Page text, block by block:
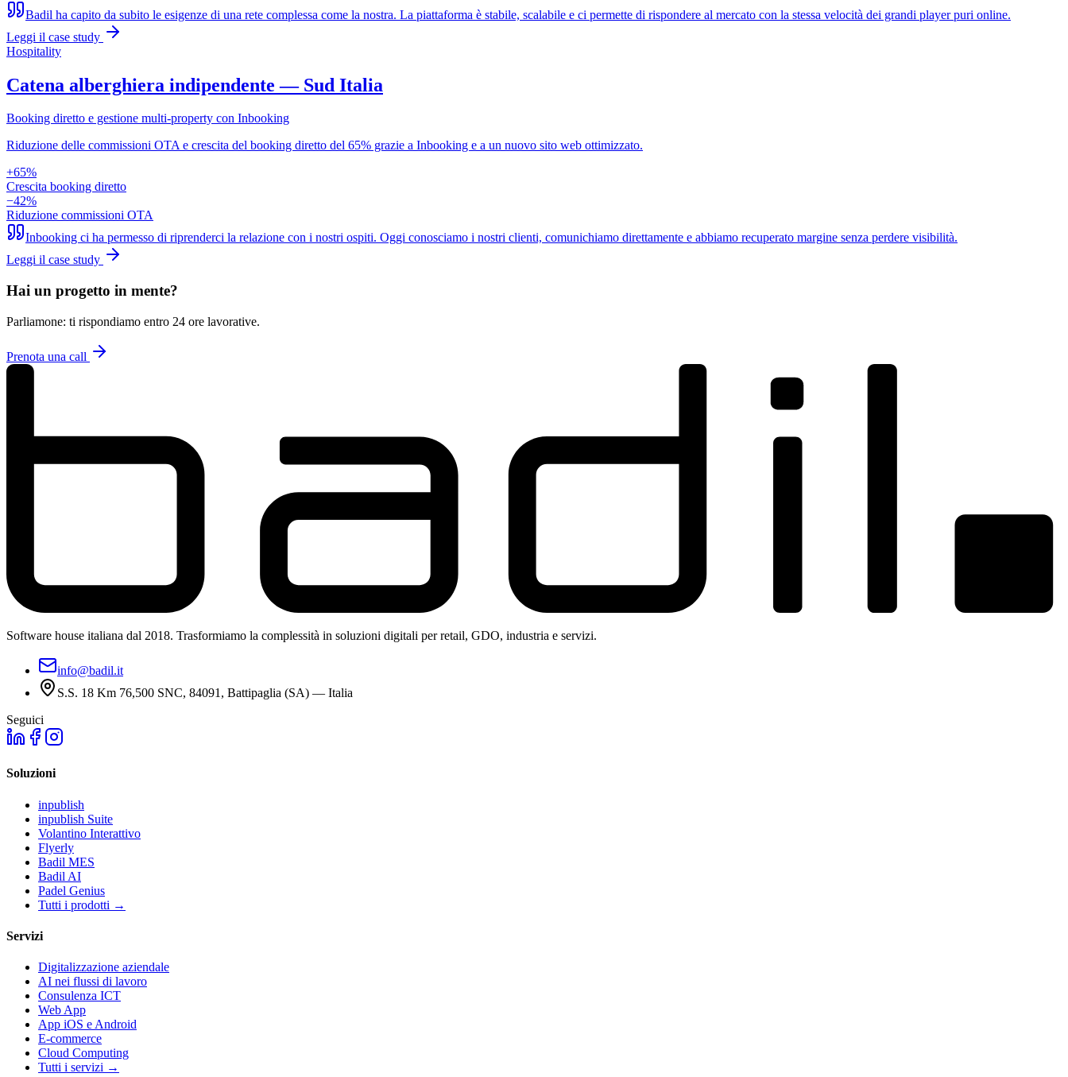
Badil ha capito da subito le esigenze di una rete complessa come la nostra. La piattaforma è stabile, scalabile e ci permette di rispondere al mercato con la stessa velocità dei grandi player puri online.
Leggi il case study
Hospitality
Catena alberghiera indipendente — Sud Italia
Booking diretto e gestione multi-property con Inbooking
Riduzione delle commissioni OTA e crescita del booking diretto del 65% grazie a Inbooking e a un nuovo sito web ottimizzato.
+65%
Crescita booking diretto
−42%
Riduzione commissioni OTA
Inbooking ci ha permesso di riprenderci la relazione con i nostri ospiti. Oggi conosciamo i nostri clienti, comunichiamo direttamente e abbiamo recuperato margine senza perdere visibilità.
Leggi il case study
Hai un progetto in mente?
Parliamone: ti rispondiamo entro 24 ore lavorative.
Prenota una call
Software house italiana dal 2018. Trasformiamo la complessità in soluzioni digitali per retail, GDO, industria e servizi.
info@badil.it
S.S. 18 Km 76,500 SNC, 84091, Battipaglia (SA) — Italia
Seguici
Soluzioni
inpublish
inpublish Suite
Volantino Interattivo
Flyerly
Badil MES
Badil AI
Padel Genius
Tutti i prodotti →
Servizi
Digitalizzazione aziendale
AI nei flussi di lavoro
Consulenza ICT
Web App
App iOS e Android
E-commerce
Cloud Computing
Tutti i servizi →